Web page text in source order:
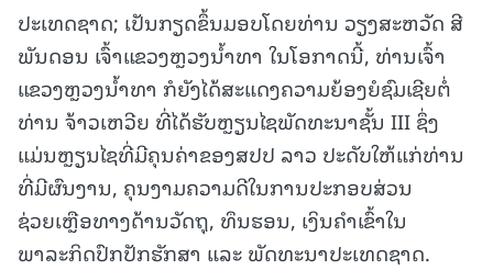
ປະເທດຊາດ; ເປັນກຽດຂຶ້ນມອບໂດຍທ່ານ ວຽງສະຫວັດ ສີ
ພັນດອນ ເຈົ້າແຂວງຫຼວງນໍ້າທາ ໃນໂອກາດນີ້, ທ່ານເຈົ້າ
ແຂວງຫຼວງນໍ້າທາ ກໍຍັງໄດ້ສະແດງຄວາມຍ້ອງຍໍຊົມເຊີຍຕໍ່
ທ່ານ ຈ້າວເຫວີຍ ທີ່ໄດ້ຮັບຫຼຽນໄຊພັດທະນາຊັ້ນ III ຊຶ່ງ
ແມ່ນຫຼຽນໄຊທີ່ມີຄຸນຄ່າຂອງສປປ ລາວ ປະດັບໃຫ້ແກ່ທ່ານ
ທີ່ມີຜົນງານ, ຄຸນງາມຄວາມດີໃນການປະກອບສ່ວນ
ຊ່ວຍເຫຼືອທາງດ້ານວັດຖຸ, ທຶນຮອນ, ເງິນຄຳເຂົ້າໃນ
ພາລະກິດປົກປັກຮັກສາ ແລະ ພັດທະນາປະເທດຊາດ.